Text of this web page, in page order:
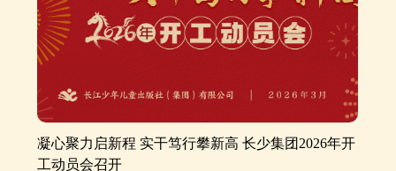
凝心聚力启新程 实干笃行攀新高 长少集团2026年开
工动员会召开